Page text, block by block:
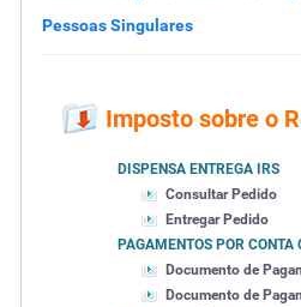
Pessoas Singulares
Imposto sobre o
DISPENSA ENTREGA IRS
Consultar Pedido
Entregar Pedido
PAGAMENTOS POR CONTA
Documento de
Documento de